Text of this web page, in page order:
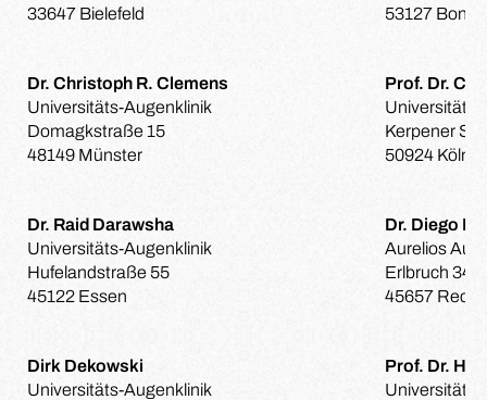
33647 Bielefeld
53127 Bonn
Dr. Christoph R. Clemens
Universitäts-Augenklinik
Domagkstraße 15
48149 Münster
Prof. Dr.
Universitäts-
Kerpener
50924 Köln
Dr. Raid Darawsha
Universitäts-Augenklinik
Hufelandstraße 55
45122 Essen
Dr. Diego
Aurelios
Erlbruch 34-
45657
Dirk Dekowski
Universitäts-Augenklinik
Prof. Dr. H.
Universitäts-